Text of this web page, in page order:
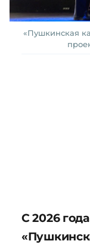
«Пушкинская
С 2026